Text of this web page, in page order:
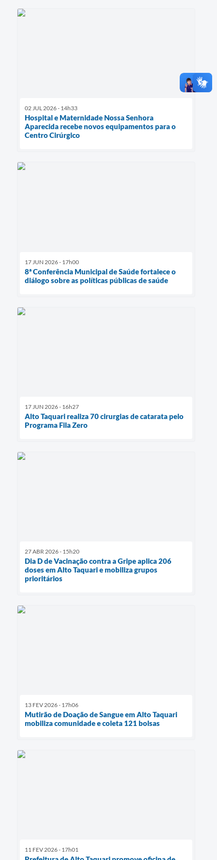
02 JUL 2026 - 14h33
Hospital e Maternidade Nossa Senhora
Aparecida recebe novos equipamentos para o
Centro Cirúrgico
17 JUN 2026 - 17h00
8ª Conferência Municipal de Saúde fortalece o
diálogo sobre as políticas públicas de saúde
17 JUN 2026 - 16h27
Alto Taquari realiza 70 cirurgias de catarata pelo
Programa Fila Zero
27 ABR 2026 - 15h20
Dia D de Vacinação contra a Gripe aplica 206
doses em Alto Taquari e mobiliza grupos
prioritários
13 FEV 2026 - 17h06
Mutirão de Doação de Sangue em Alto Taquari
mobiliza comunidade e coleta 121 bolsas
11 FEV 2026 - 17h01